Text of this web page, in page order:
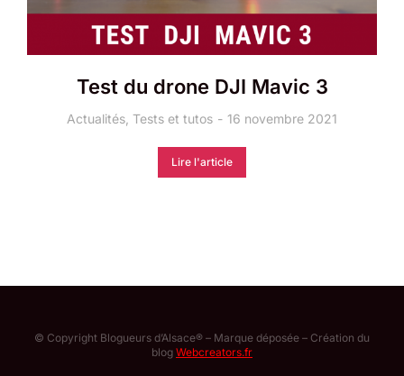
Test du drone DJI Mavic 3
Actualités Tests et tutos 16 novembre 2021
Lire l'article
© Copyright Blogueurs d’Alsace® – Marque déposée – Création du
blog Webcreators.fr